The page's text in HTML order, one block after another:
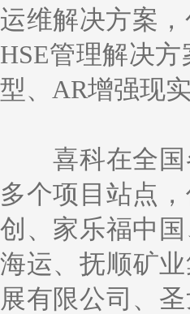
运维解决方案
HSE管理解决
型、AR增强现
喜科在全
多个项目站点
创、家乐福中
海运、抚顺矿
展有限公司、